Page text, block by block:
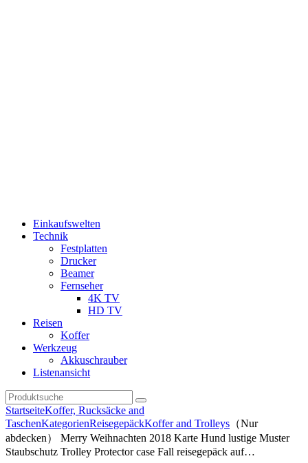
Einkaufswelten
Technik
Festplatten
Drucker
Beamer
Fernseher
4K TV
HD TV
Reisen
Koffer
Werkzeug
Akkuschrauber
Listenansicht
StartseiteKoffer, Rucksäcke and
TaschenKategorienReisegepäckKoffer and Trolleys （Nur
abdecken） Merry Weihnachten 2018 Karte Hund lustige Muster
Staubschutz Trolley Protector case Fall reisegepäck auf…